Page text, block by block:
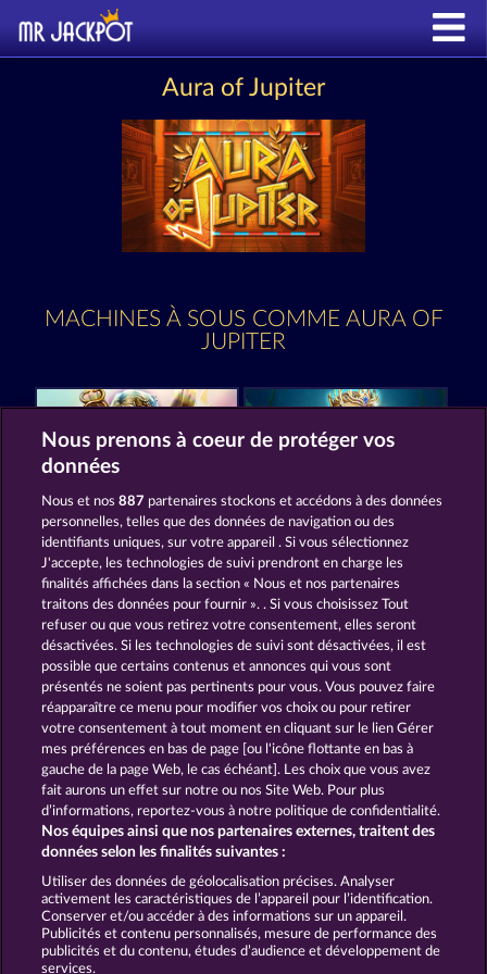
Aura of Jupiter
MACHINES À SOUS COMME AURA OF
JUPITER
Demi Gods V Poseidon's Rising
Demi Gods IV - The Golden Era Gates Of Ishtar
CGU
Politique de confidentialité et de cookies
Mentions légales Société
Envoyer la demande de rétractation
Nous prenons à coeur de protéger vos
données
Nous et nos887 partenaires stockons et accédons à des données
personnelles, telles que des données de navigation ou des
identifiants uniques, sur votre appareil . Si vous sélectionnez
J'accepte, les technologies de suivi prendront en charge les
finalités affichées dans la section « Nous et nos partenaires
traitons des données pour fournir ». . Si vous choisissez Tout
refuser ou que vous retirez votre consentement, elles seront
désactivées. Si les technologies de suivi sont désactivées, il est
possible que certains contenus et annonces qui vous sont
présentés ne soient pas pertinents pour vous. Vous pouvez faire
réapparaître ce menu pour modifier vos choix ou pour retirer
votre consentement à tout moment en cliquant sur le lien Gérer
mes préférences en bas de page [ou l'icône flottante en bas à
gauche de la page Web, le cas échéant]. Les choix que vous avez
fait aurons un effet sur notre ou nos Site Web. Pour plus
d’informations, reportez-vous à notre politique de confidentialité.
Nos équipes ainsi que nos partenaires externes, traitent des
données selon les finalités suivantes :
Utiliser des données de géolocalisation précises. Analyser
activement les caractéristiques de l’appareil pour l’identification.
Conserver et/ou accéder à des informations sur un appareil.
Publicités et contenu personnalisés, mesure de performance des
publicités et du contenu, études d’audience et développement de
services.